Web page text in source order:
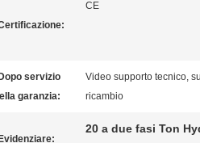
CE
Dopo servizio
garanzia:
Video supporto tecnico,
ricambio
Evidenziare:
20 a due fasi Ton